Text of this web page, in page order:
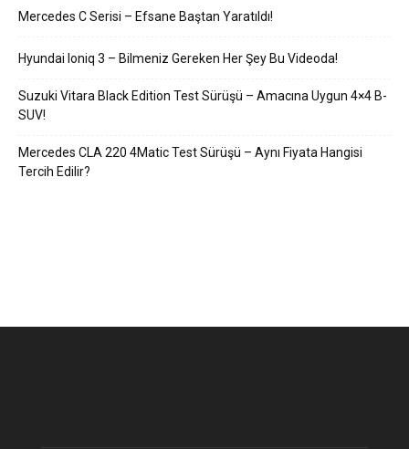
Mercedes C Serisi – Efsane Baştan Yaratıldı!
Hyundai Ioniq 3 – Bilmeniz Gereken Her Şey Bu Videoda!
Suzuki Vitara Black Edition Test Sürüşü – Amacına Uygun 4×4 B-
SUV!
Mercedes CLA 220 4Matic Test Sürüşü – Aynı Fiyata Hangisi
Tercih Edilir?